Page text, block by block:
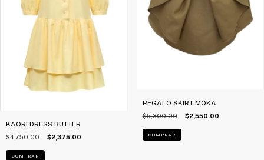
KAORI DRESS BUTTER
$4,750.00 $2,375.00
COMPRAR
REGALO SKIRT MOKA
$5,300.00 $2,550.00
COMPRAR